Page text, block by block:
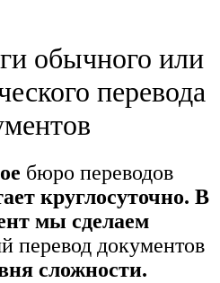
обычного или
перевода
бюро переводов
круглосуточно. В
мы сделаем
перевод документов
сложности.